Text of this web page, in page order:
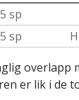
sp
sp
overlapp
er lik i de